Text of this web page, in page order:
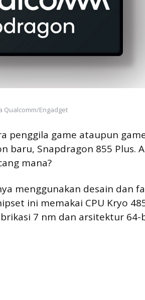
Qualcomm/Engadget
penggila game ataupun
baru, Snapdragon 855 Plus.
mana?
menggunakan desain dan
ini memakai CPU Kryo
7 nm dan arsitektur 64-